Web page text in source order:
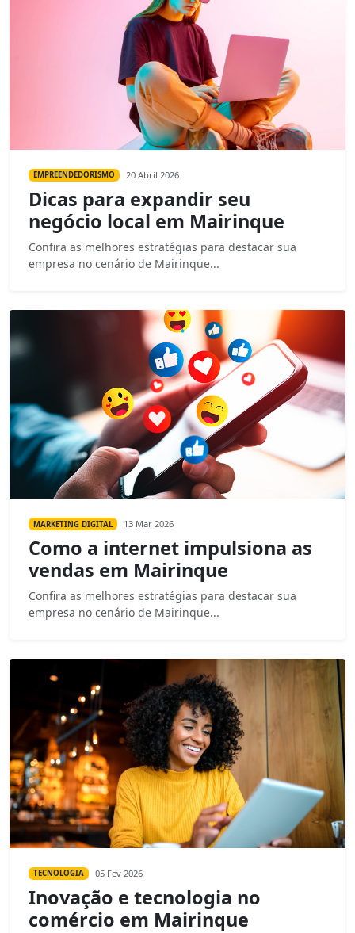
EMPREENDEDORISMO 20 Abril 2026
Dicas para expandir seu
negócio local em Mairinque
Confira as melhores estratégias para destacar sua
empresa no cenário de Mairinque...
MARKETING DIGITAL 13 Mar 2026
Como a internet impulsiona as
vendas em Mairinque
Confira as melhores estratégias para destacar sua
empresa no cenário de Mairinque...
TECNOLOGIA 05 Fev 2026
Inovação e tecnologia no
comércio em Mairinque